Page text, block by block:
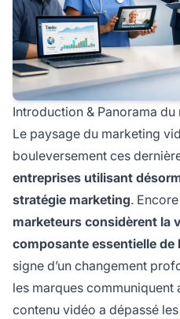
Introduction & Panorama
Le paysage du marketing
bouleversement ces
entreprises utilisant
stratégie marketing.
marketeurs considèrent la
composante essentielle
signe d’un changement
les marques communiquent
contenu vidéo a dépassé